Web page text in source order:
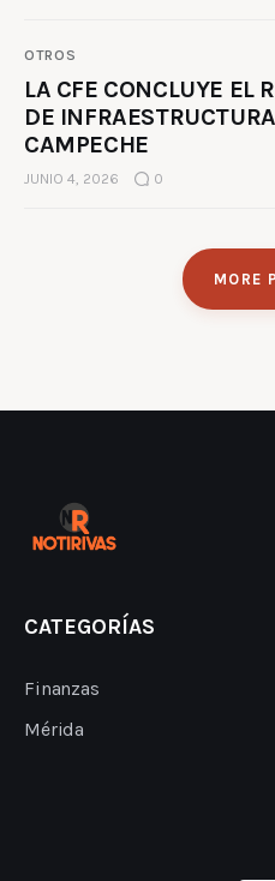
OTROS
LA CFE CONCLUYE EL
DE
CAMPECHE
JUNIO 4, 2026 0
MORE
CATEGORÍAS
Finanzas
Mérida